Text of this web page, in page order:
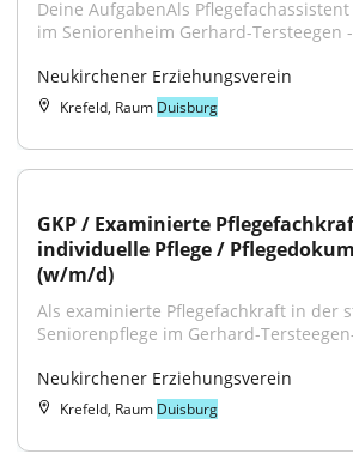
Deine AufgabenAls
im Seniorenheim Gerhard-Tersteegen
Neukirchener Erziehungsverein
Krefeld, Raum Duisburg
GKP / Examinierte
individuelle Pflege /
(w/m/d)
Als examinierte Pflegefachkraft in der
Seniorenpflege im Gerhard-
Neukirchener Erziehungsverein
Krefeld, Raum Duisburg